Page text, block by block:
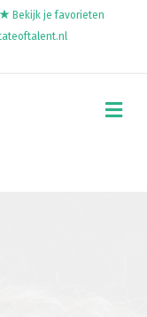
Bekijk je favorieten